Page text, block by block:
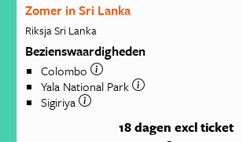
Zomer in Sri Lanka
Riksja Sri Lanka
Bezienswaardigheden
Colombo
Yala National Park
Sigiriya
18 dagen excl ticket